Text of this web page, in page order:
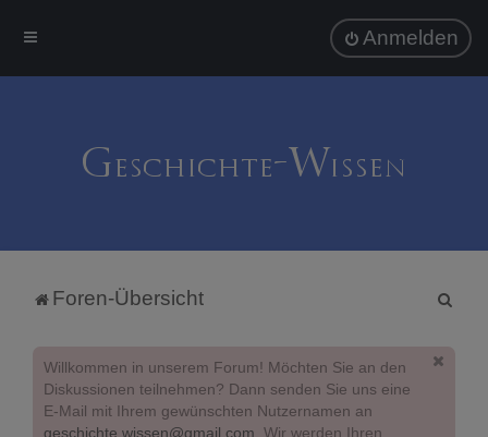
Anmelden
Foren-Übersicht
Willkommen in unserem Forum! Möchten Sie an den
Diskussionen teilnehmen? Dann senden Sie uns eine
E-Mail mit Ihrem gewünschten Nutzernamen an
geschichte.wissen@gmail.com. Wir werden Ihren